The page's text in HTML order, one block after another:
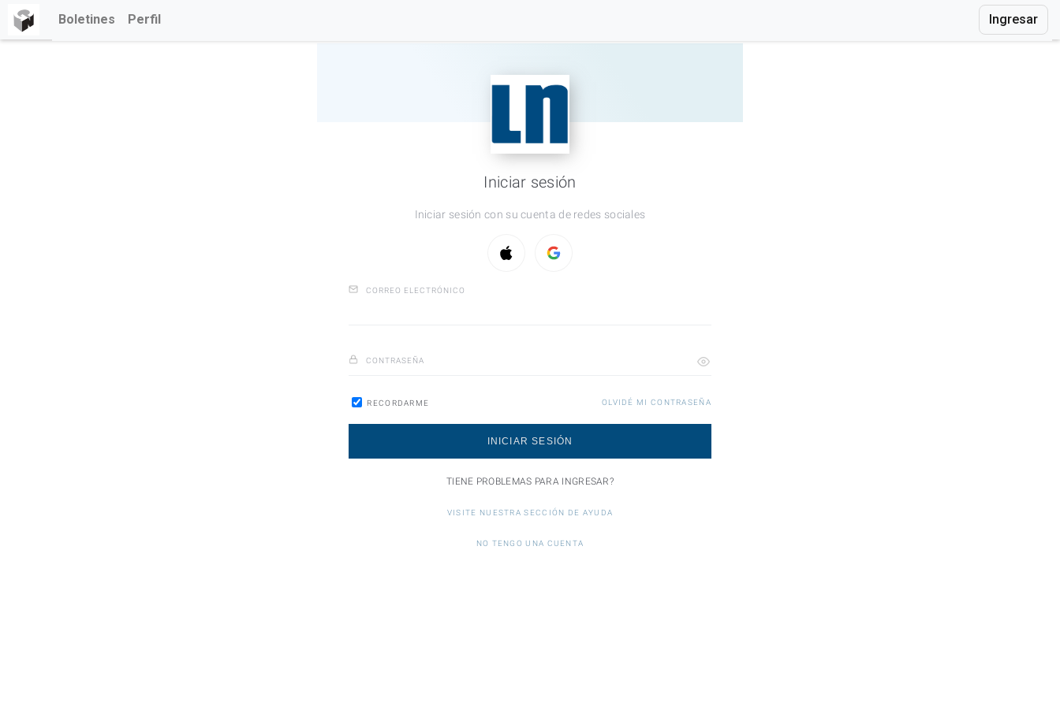
Boletines Perfil Ingresar